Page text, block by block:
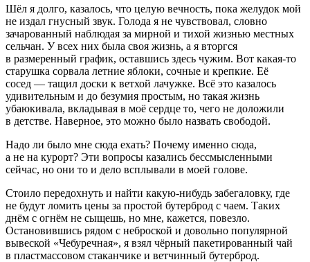
Шёл я долго, казалось, что целую вечность, пока желудок мой
не издал гнусный звук. Голода я не чувствовал, словно
зачарованный наблюдая за мирной и тихой жизнью местных
сельчан. У всех них была своя жизнь, а я вторгся
в размеренный график, оставшись здесь чужим. Вот какая-то
старушка сорвала летние яблоки, сочные и крепкие. Её
сосед — тащил доски к ветхой лачужке. Всё это казалось
удивительным и до безумия простым, но такая жизнь
убаюкивала, вкладывая в моё сердце то, чего не доложили
в детстве. Наверное, это можно было назвать свободой.
Надо ли было мне сюда ехать? Почему именно сюда,
а не на курорт? Эти вопросы казались бессмысленными
сейчас, но они то и дело всплывали в моей голове.
Стоило передохнуть и найти какую-нибудь забегаловку, где
не будут ломить цены за простой бутерброд с чаем. Таких
днём с огнём не сыщешь, но мне, кажется, повезло.
Остановившись рядом с неброской и довольно популярной
вывеской «Чебуречная», я взял чёрный пакетированный чай
в пластмассовом стаканчике и ветчинный бутерброд.